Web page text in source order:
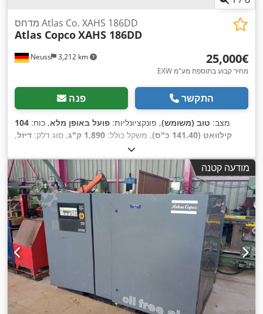
Neuss 3,212 km
מדחס Atlas Co. XAHS 186DD
Atlas CopcoXAHS 186DD
‏25,000 ‏€
EXW מחיר קבוע בתוספת מע"מ
פנה התקשר
מצב: טוב (משומש), פונקציונליות: פועל באופן מלא, כוח: 104
קילוואט (141.40 כ"ס)
, משקל כולל: 1,890 ק"ג , סוג דלק: דיזל,
, שנת ייצור:
12 קורה, מספר מכונה/רכב:APP402997,
מודעה קטנה